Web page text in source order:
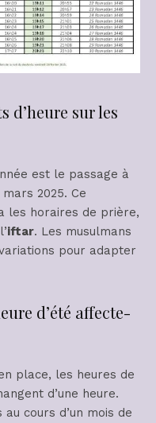
d’heure sur les
est le passage à
2025. Ce
les horaires de prière,
iftar. Les musulmans
pour adapter
d’été affecte-
place, les heures de
d’une heure.
cours d’un mois de